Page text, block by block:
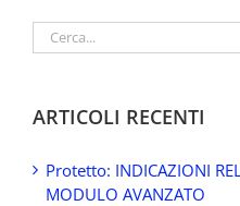
Cerca
per:
ARTICOLI RECENTI
Protetto: INDICAZIONI
MODULO AVANZATO